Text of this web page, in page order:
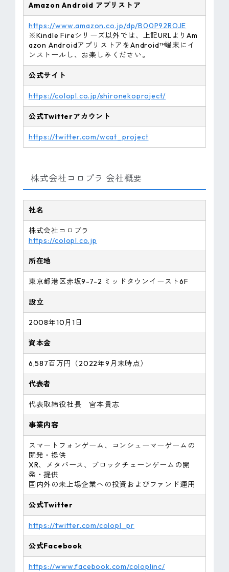
AmazonAndroid アプリストア
https://www.amazon.co.jp/dp/B00P92ROJE
※Kindle Fireシリーズ以外では、上記URLよりAm
azon AndroidアプリストアをAndroid™端末にイ
ンストールし、お楽しみください。
公式サイト
https://colopl.co.jp/shironekoproject/
公式Twitterアカウント
https://twitter.com/wcat_project
株式会社コロプラ 会社概要
社名
株式会社コロプラ
https://colopl.co.jp
所在地
東京都港区赤坂9-7-2 ミッドタウンイースト6F
設立
2008年10月1日
資本金
6,587百万円（2022年9月末時点）
代表者
代表取締役社長 宮本貴志
事業内容
スマートフォンゲーム、コンシューマーゲームの
開発・提供
XR、メタバース、ブロックチェーンゲームの開
発・提供
国内外の未上場企業への投資およびファンド運用
公式Twitter
https://twitter.com/colopl_pr
公式Facebook
https://www.facebook.com/coloplinc/